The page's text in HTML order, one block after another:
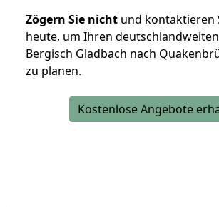
Zögern Sie nicht und kontaktieren
heute, um Ihren
Bergisch Gladbach nach
zu planen.
Kostenlose Angebote